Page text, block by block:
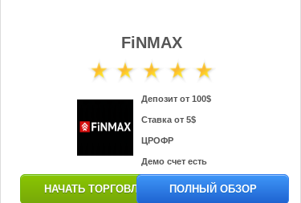
FiNMAX
Депозит от 100$
Ставка от 5$
ЦРОФР
Демо счет есть
НАЧАТЬ ТОРГОВЛЮ ПОЛНЫЙ ОБЗОР